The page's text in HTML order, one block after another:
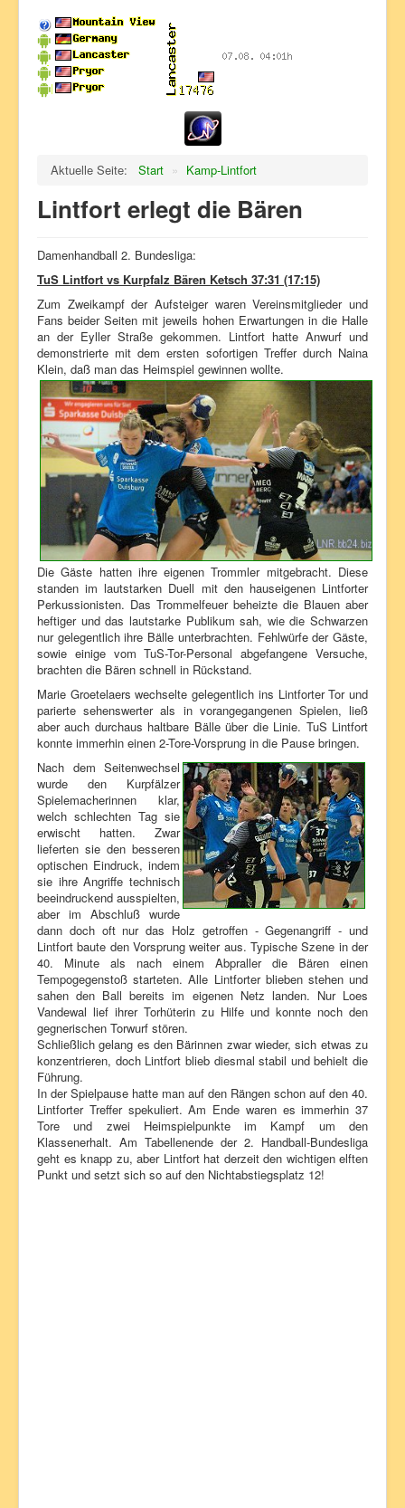
Aktuelle Seite: Start » Kamp-Lintfort
Lintfort erlegt die Bären
Damenhandball 2. Bundesliga:
TuS Lintfort vs Kurpfalz Bären Ketsch 37:31 (17:15)
Zum Zweikampf der Aufsteiger waren Vereinsmitglieder und
Fans beider Seiten mit jeweils hohen Erwartungen in die Halle
an der Eyller Straße gekommen. Lintfort hatte Anwurf und
demonstrierte mit dem ersten sofortigen Treffer durch Naina
Klein, daß man das Heimspiel gewinnen wollte.
Die Gäste hatten ihre eigenen Trommler mitgebracht. Diese
standen im lautstarken Duell mit den hauseigenen Lintforter
Perkussionisten. Das Trommelfeuer beheizte die Blauen aber
heftiger und das lautstarke Publikum sah, wie die Schwarzen
nur gelegentlich ihre Bälle unterbrachten. Fehlwürfe der Gäste,
sowie einige vom TuS-Tor-Personal abgefangene Versuche,
brachten die Bären schnell in Rückstand.
Marie Groetelaers wechselte gelegentlich ins Lintforter Tor und
parierte sehenswerter als in vorangegangenen Spielen, ließ
aber auch durchaus haltbare Bälle über die Linie. TuS Lintfort
konnte immerhin einen 2-Tore-Vorsprung in die Pause bringen.
Nach dem Seitenwechsel
wurde den Kurpfälzer
Spielemacherinnen klar,
welch schlechten Tag sie
erwischt hatten. Zwar
lieferten sie den besseren
optischen Eindruck, indem
sie ihre Angriffe technisch
beeindruckend ausspielten,
aber im Abschluß wurde
dann doch oft nur das Holz getroffen - Gegenangriff - und
Lintfort baute den Vorsprung weiter aus. Typische Szene in der
40. Minute als nach einem Abpraller die Bären einen
Tempogegenstoß starteten. Alle Lintforter blieben stehen und
sahen den Ball bereits im eigenen Netz landen. Nur Loes
Vandewal lief ihrer Torhüterin zu Hilfe und konnte noch den
gegnerischen Torwurf stören.
Schließlich gelang es den Bärinnen zwar wieder, sich etwas zu
konzentrieren, doch Lintfort blieb diesmal stabil und behielt die
Führung.
In der Spielpause hatte man auf den Rängen schon auf den 40.
Lintforter Treffer spekuliert. Am Ende waren es immerhin 37
Tore und zwei Heimspielpunkte im Kampf um den
Klassenerhalt. Am Tabellenende der 2. Handball-Bundesliga
geht es knapp zu, aber Lintfort hat derzeit den wichtigen elften
Punkt und setzt sich so auf den Nichtabstiegsplatz 12!